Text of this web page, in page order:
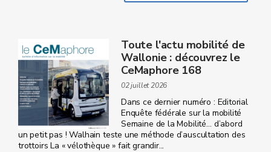
Toute l'actu mobilité de
Wallonie : découvrez le
CeMaphore 168
02 juillet 2026
Dans ce dernier numéro : Editorial
Enquête fédérale sur la mobilité
Semaine de la Mobilité… d’abord
un petit pas ! Walhain teste une méthode d’auscultation des
trottoirs La « vélothèque » fait grandir...